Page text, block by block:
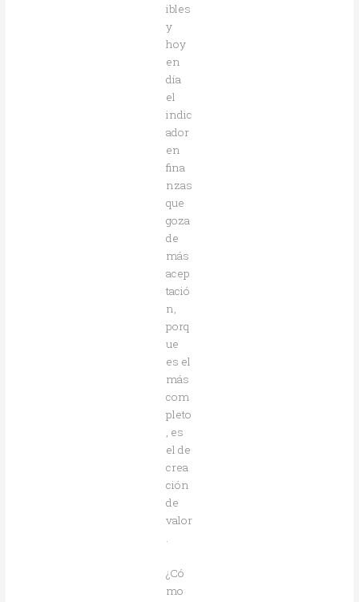
ibles
y
hoy
en
día
el
indic
ador
en
fina
nzas
que
goza
de
más
acep
tació
n,
porq
ue
es el
más
com
pleto
, es
el de
crea
ción
de
valor
.
¿Có
mo